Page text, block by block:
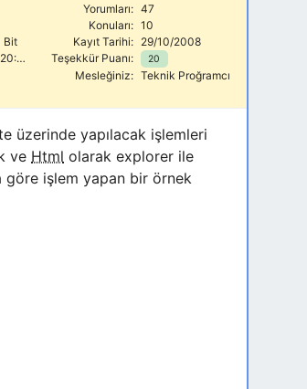
Bit
05/02/2026,20:23
Yorumları: 47
Konuları: 10
Kayıt Tarihi: 29/10/2008
Teşekkür Puanı:
20
Mesleğiniz: Teknik Proğramcı
üzerinde yapılacak işlemleri
ve Html olarak explorer ile
göre işlem yapan bir örnek